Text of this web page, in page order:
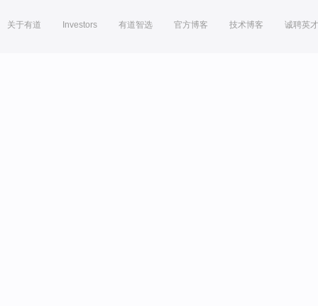
关于有道 Investors 有道智选 官方博客 技术博客 诚聘英才